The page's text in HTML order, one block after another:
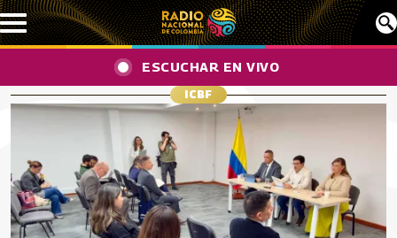
Pasar al contenido principal
ESCUCHAR EN VIVO
ICBF